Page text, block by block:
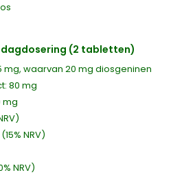
(2 tabletten)
mg, waarvan 20 mg diosgeninen
80 mg
mg
NRV)
NRV)